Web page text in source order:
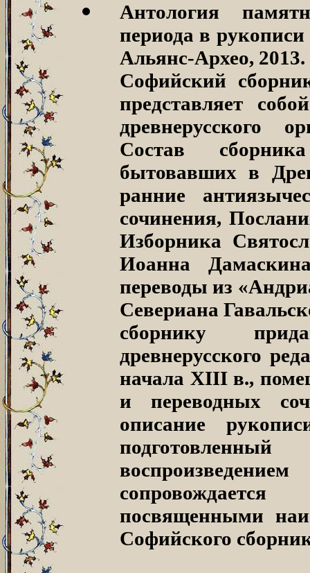
Антология
периода в
Альянс-Архео, 2013.
Софийский
представляет
древнерусского
Состав
бытовавших в
ранние
сочинения,
Изборника
Иоанна
переводы из
Севериана
сборнику
древнерусского
начала XIII в.,
и переводных
описание
сопровождается
посвященными
Софийского